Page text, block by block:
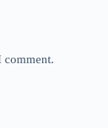
comment.